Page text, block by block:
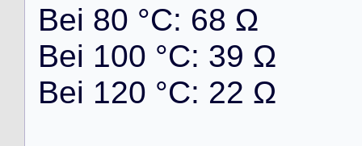
Bei 80 °C: 68 Ω
Bei 100 °C: 39 Ω
Bei 120 °C: 22 Ω